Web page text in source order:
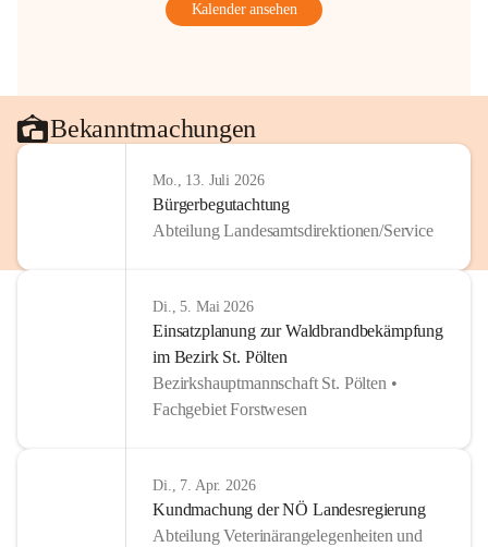
Kalender ansehen
Bekanntmachungen
Mo., 13. Juli 2026
Bürgerbegutachtung
Abteilung Landesamtsdirektionen/Service
Di., 5. Mai 2026
Einsatzplanung zur Waldbrandbekämpfung
im Bezirk St. Pölten
Bezirkshauptmannschaft St. Pölten •
Fachgebiet Forstwesen
Di., 7. Apr. 2026
Kundmachung der NÖ Landesregierung
Abteilung Veterinärangelegenheiten und